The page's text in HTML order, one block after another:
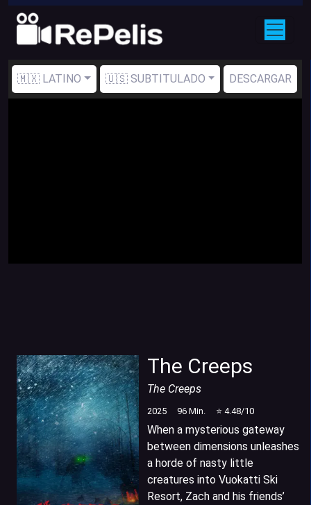
🇲🇽 LATINO 🇺🇸 SUBTITULADO DESCARGAR
The Creeps
The Creeps
2025 96 Min. ⭐ 4.48/10
When a mysterious gateway
between dimensions unleashes
a horde of nasty little
creatures into Vuokatti Ski
Resort, Zach and his friends’